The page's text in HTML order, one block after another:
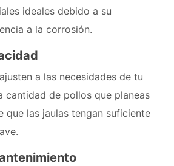
ideales debido a su
a la corrosión.
a las necesidades de tu
cantidad de pollos que planeas
que las jaulas tengan suficiente